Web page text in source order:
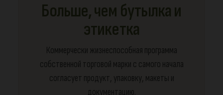
Больше, чем бутылка и
этикетка
Коммерчески жизнеспособная программа
собственной торговой марки с самого начала
согласует продукт, упаковку, макеты и
документацию.